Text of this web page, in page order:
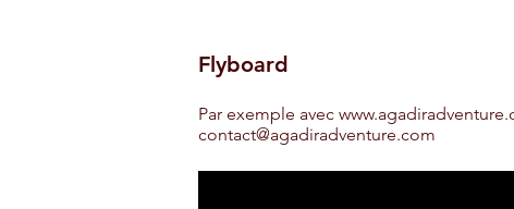
Flyboard
Par exemple avec
contact@agadiradventure.com